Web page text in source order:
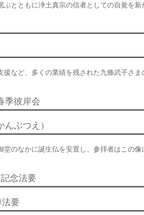
とともに浄土真宗の信者としての自覚を新
など、多くの業績を残された九條武子さ
季彼岸会
ぶつえ）
のなかに誕生仏を安置し、参拝者はこの像
念法要
要